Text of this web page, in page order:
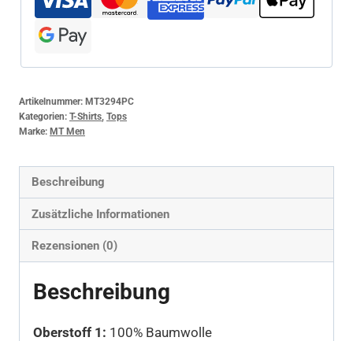
Artikelnummer: MT3294PC
Kategorien: T-Shirts Tops
Marke: MT Men
Beschreibung
Zusätzliche Informationen
Rezensionen (0)
Beschreibung
Oberstoff 1: 100% Baumwolle